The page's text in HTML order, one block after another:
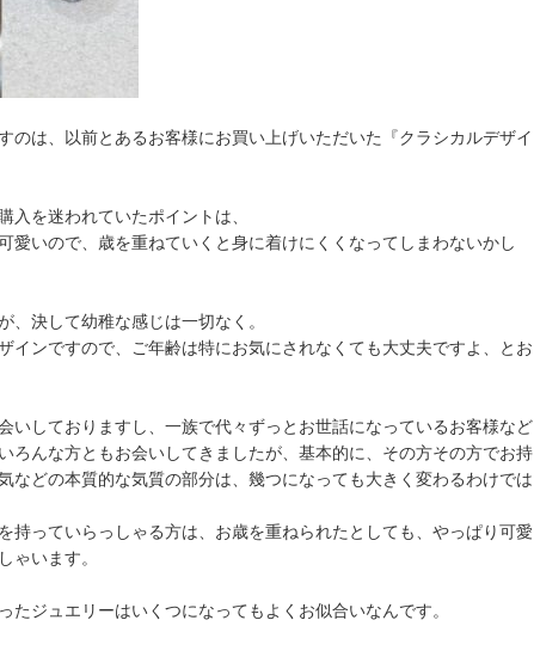
のは、以前とあるお客様にお買い上げいただいた『クラシカルデザイ
入を迷われていたポイントは、
愛いので、歳を重ねていくと身に着けにくくなってしまわないかし
、決して幼稚な感じは一切なく。
インですので、ご年齢は特にお気にされなくても大丈夫ですよ、とお
いしておりますし、一族で代々ずっとお世話になっているお客様など
ろんな方ともお会いしてきましたが、基本的に、その方その方でお持
などの本質的な気質の部分は、幾つになっても大きく変わるわけでは
持っていらっしゃる方は、お歳を重ねられたとしても、やっぱり可愛
ゃいます。
たジュエリーはいくつになってもよくお似合いなんです。